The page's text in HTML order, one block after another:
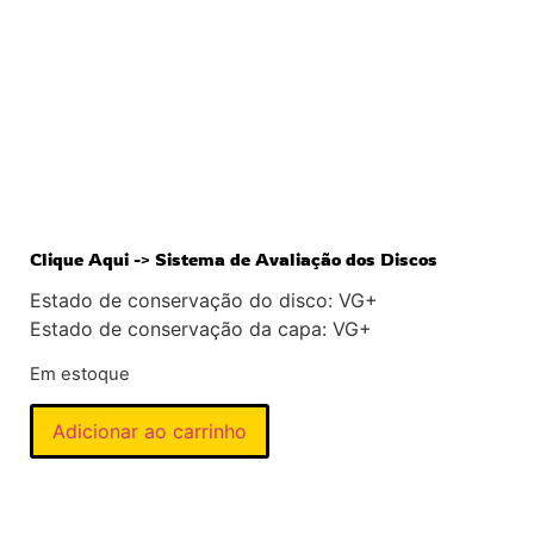
Clique Aqui -> Sistema de Avaliação dos Discos
Estado de conservação do disco: VG+
Estado de conservação da capa: VG+
Em estoque
Adicionar ao carrinho